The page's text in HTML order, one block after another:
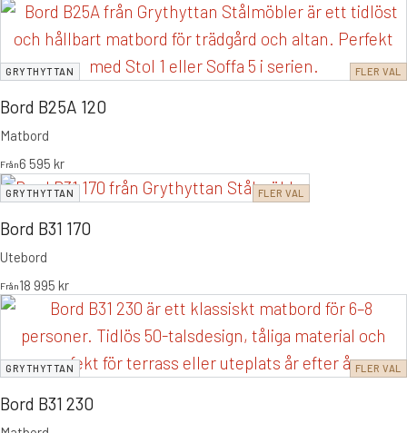
GRYTHYTTAN FLER VAL
Bord B25A 120
Matbord
Från6 595 kr
GRYTHYTTAN FLER VAL
Bord B31 170
Utebord
Från18 995 kr
GRYTHYTTAN FLER VAL
Bord B31 230